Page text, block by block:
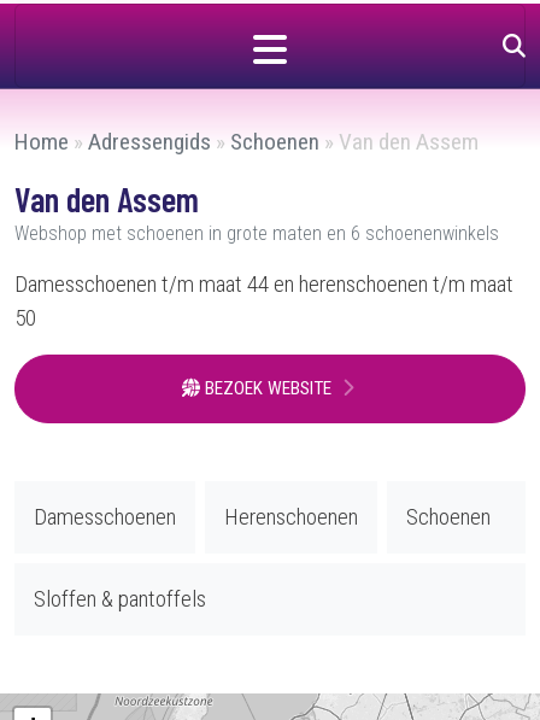
Home » Adressengids » Schoenen » Van den Assem
Van den Assem
Webshop met schoenen in grote maten en 6 schoenenwinkels
Damesschoenen t/m maat 44 en herenschoenen t/m maat
50
BEZOEK WEBSITE
Damesschoenen Herenschoenen Schoenen
Sloffen & pantoffels